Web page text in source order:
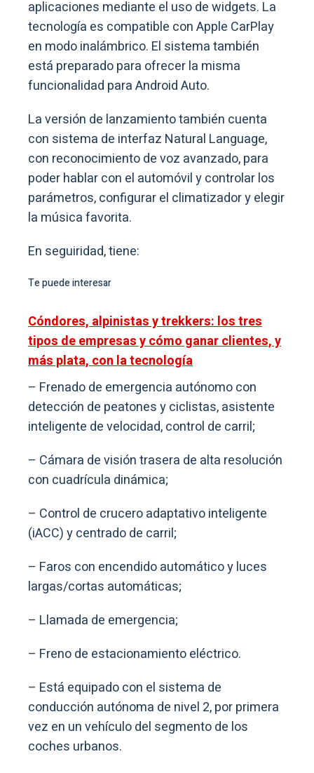
aplicaciones mediante el uso de widgets. La
tecnología es compatible con Apple CarPlay
en modo inalámbrico. El sistema también
está preparado para ofrecer la misma
funcionalidad para Android Auto.
La versión de lanzamiento también cuenta
con sistema de interfaz Natural Language,
con reconocimiento de voz avanzado, para
poder hablar con el automóvil y controlar los
parámetros, configurar el climatizador y elegir
la música favorita.
En seguiridad, tiene:
Te puede interesar
Cóndores, alpinistas y trekkers: los tres
tipos de empresas y cómo ganar clientes, y
más plata, con la tecnología
– Frenado de emergencia autónomo con
detección de peatones y ciclistas, asistente
inteligente de velocidad, control de carril;
– Cámara de visión trasera de alta resolución
con cuadrícula dinámica;
– Control de crucero adaptativo inteligente
(iACC) y centrado de carril;
– Faros con encendido automático y luces
largas/cortas automáticas;
– Llamada de emergencia;
– Freno de estacionamiento eléctrico.
– Está equipado con el sistema de
conducción autónoma de nivel 2, por primera
vez en un vehículo del segmento de los
coches urbanos.